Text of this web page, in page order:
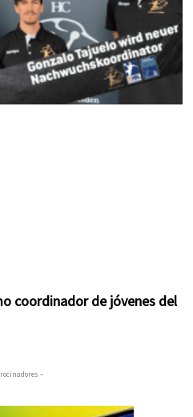
coordinador de jóvenes del
–